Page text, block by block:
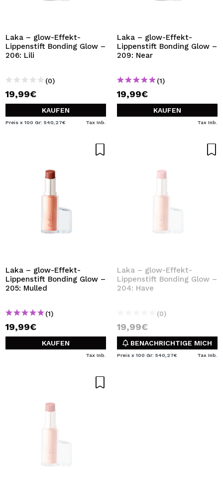
Laka – glow-Effekt-
Lippenstift Bonding Glow –
206: Lili
(0)
19,99€
KAUFEN
Preis x 100 Gr: 540,27€ Tax Inb.
Laka – glow-Effekt-
Lippenstift Bonding Glow –
209: Near
(1)
19,99€
KAUFEN
Tax Inb.
Laka – glow-Effekt-
Lippenstift Bonding Glow –
205: Mulled
(1)
19,99€
KAUFEN
Tax Inb.
Laka – glow-Effekt-
Lippenstift Bonding Glow –
204: Have
(0)
19,99€
BENACHRICHTIGE MICH
Preis x 100 Gr: 540,27€ Tax Inb.